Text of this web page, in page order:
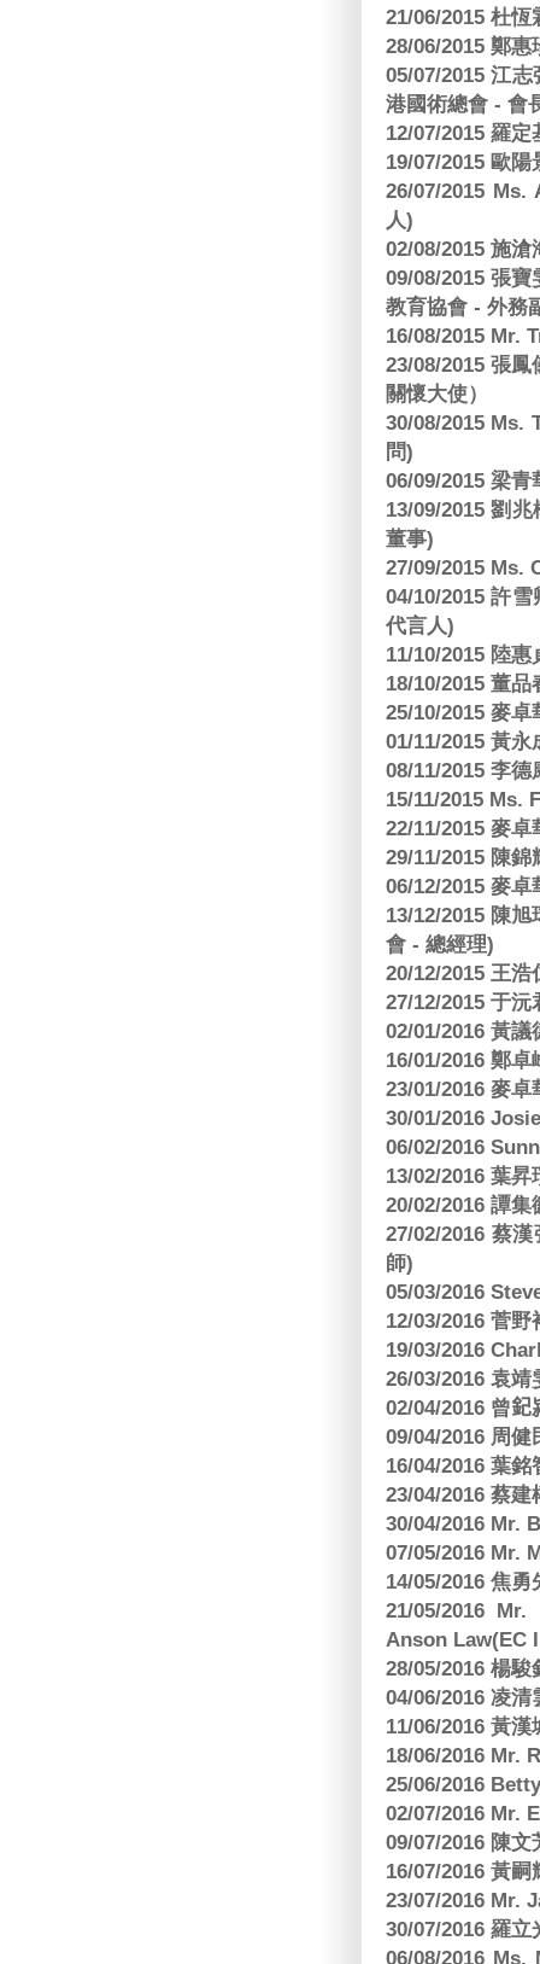
21/06/2015 杜
28/06/2015 鄭
05/07/2015 江
港國術總會 - 會
12/07/2015 羅
19/07/2015 歐
26/07/2015
人)
02/08/2015 施
09/08/2015 張
教育協會 - 外務
16/08/2015 Mr.
23/08/2015 張
關懷大使）
30/08/2015 Ms.
問)
06/09/2015 梁
13/09/2015 劉
董事)
27/09/2015 Ms.
04/10/2015 許
代言人)
11/10/2015 陸
18/10/2015 董
25/10/2015 麥
01/11/2015 黃
08/11/2015 李
15/11/2015 Ms.
22/11/2015 麥
29/11/2015 陳
06/12/2015 麥
13/12/2015 陳
會 - 總經理)
20/12/2015 王
27/12/2015 于
02/01/2016 黃
16/01/2016 鄭
23/01/2016 麥
30/01/2016
06/02/2016
13/02/2016 葉
20/02/2016 譚
27/02/2016 蔡
師)
05/03/2016
12/03/2016 菅
19/03/2016
26/03/2016 袁
02/04/2016 曾
09/04/2016 周
16/04/2016 葉
23/04/2016 蔡
30/04/2016 Mr.
07/05/2016 Mr.
14/05/2016 焦
21/05/2016
Anson Law(EC
28/05/2016 楊
04/06/2016 凌
11/06/2016 黃
18/06/2016 Mr.
25/06/2016
02/07/2016 Mr.
09/07/2016 陳
16/07/2016 黃
23/07/2016 Mr.
30/07/2016 羅
06/08/2016